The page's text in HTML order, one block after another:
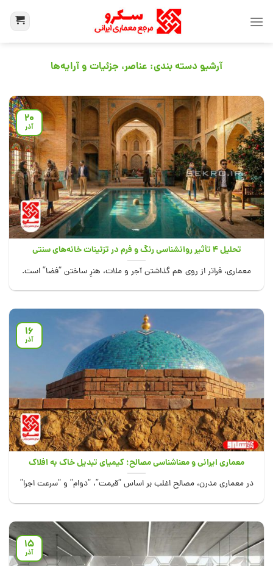
آرشیو دسته بندی: عناصر، جزئیات و آرایه‌ها
تحلیل ۴ تأثیر روانشناسی رنگ و فرم در تزئینات خانه‌های سنتی
معماری، فراتر از روی هم گذاشتن آجر و ملات، هنرِ ساختن “فضا” است.
20
آذر
معماری ایرانی و معناشناسی مصالح؛ کیمیای تبدیل خاک به افلاک
در معماری مدرن، مصالح اغلب بر اساس “قیمت”، “دوام” و “سرعت اجرا”
16
آذر
15
آذر